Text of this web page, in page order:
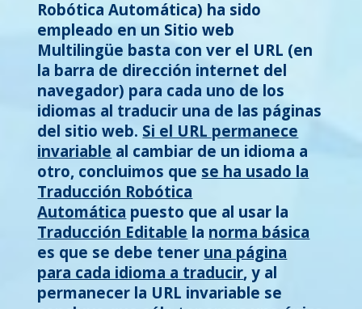
Robótica Automática) ha sido
empleado en un Sitio web
Multilingüe basta con ver el URL (en
la barra de dirección internet del
navegador) para cada uno de los
idiomas al traducir una de las páginas
del sitio web. Si el URL permanece
invariable al cambiar de un idioma a
otro, concluimos que se ha usado la
Traducción Robótica
Automática puesto que al usar la
Traducción Editable la norma básica
es que se debe tener una página
para cada idioma a traducir, y al
permanecer la URL invariable se